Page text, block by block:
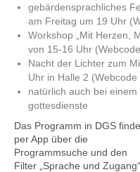
gebärdensprachliches
am Freitag um 19 Uhr
Workshop „Mit Herzen,
von 15-16 Uhr
Nacht der Lichter zum
Uhr in Halle 2 (Webcode
natürlich auch bei
gottes­dienste
Das Programm in DGS
per App über die
Programmsuche und den
Filter „Sprache und Zugang“